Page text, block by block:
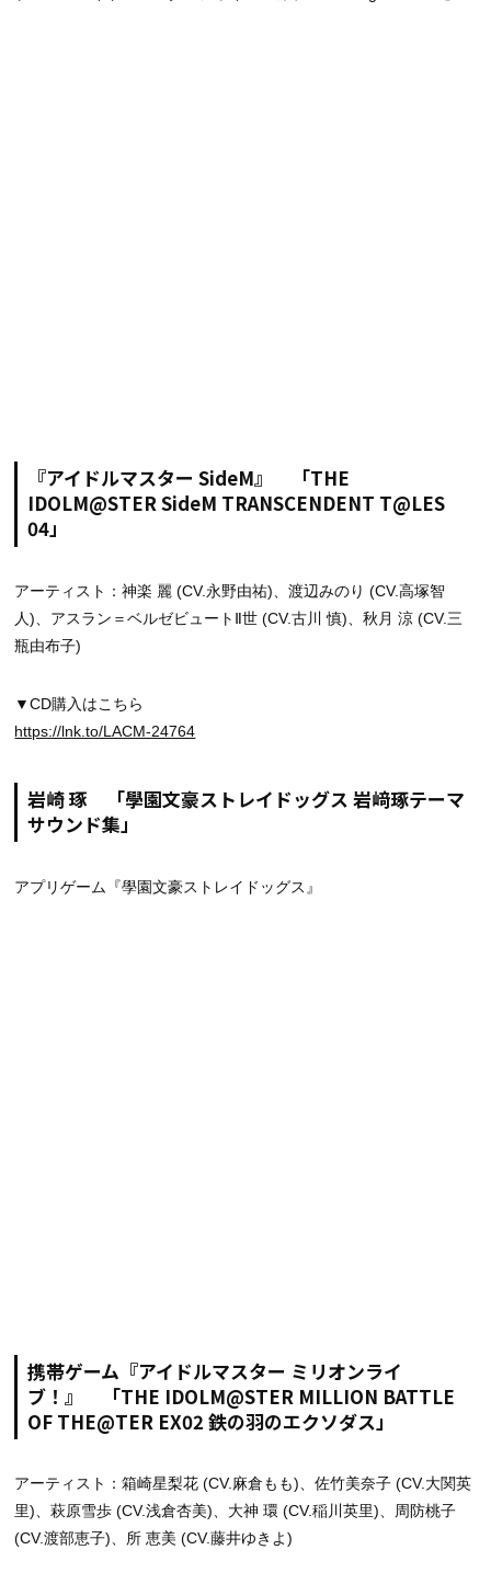
『アイドルマスター SideM』 「THE
IDOLM@STER SideM TRANSCENDENT T@LES
04」
アーティスト：神楽 麗 (CV.永野由祐)、渡辺みのり (CV.高塚智
人)、アスラン＝ベルゼビュートⅡ世 (CV.古川 慎)、秋月 涼 (CV.三
瓶由布子)
▼CD購入はこちら
https://lnk.to/LACM-24764
岩崎 琢 「學園文豪ストレイドッグス 岩﨑琢テーマ
サウンド集」
アプリゲーム『學園文豪ストレイドッグス』
携帯ゲーム『アイドルマスター ミリオンライ
ブ！』 「THE IDOLM@STER MILLION BATTLE
OF THE@TER EX02 鉄の羽のエクソダス」
アーティスト：箱崎星梨花 (CV.麻倉もも)、佐竹美奈子 (CV.大関英
里)、萩原雪歩 (CV.浅倉杏美)、大神 環 (CV.稲川英里)、周防桃子
(CV.渡部恵子)、所 恵美 (CV.藤井ゆきよ)